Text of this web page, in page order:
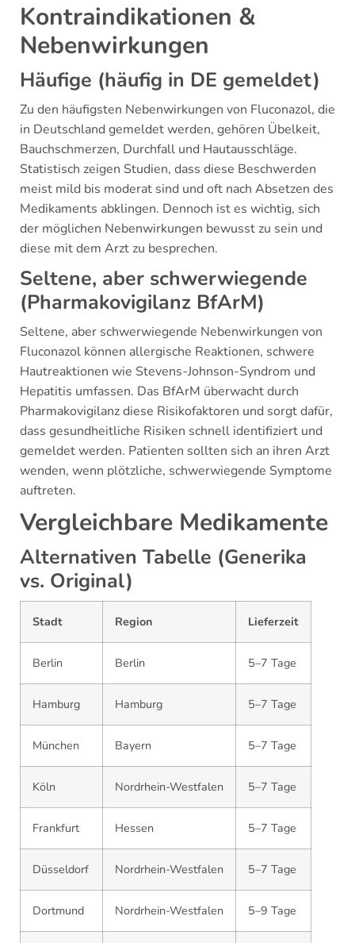
Kontraindikationen &
Nebenwirkungen
Häufige (häufig in DE gemeldet)
Zu den häufigsten Nebenwirkungen von Fluconazol, die
in Deutschland gemeldet werden, gehören Übelkeit,
Bauchschmerzen, Durchfall und Hautausschläge.
Statistisch zeigen Studien, dass diese Beschwerden
meist mild bis moderat sind und oft nach Absetzen des
Medikaments abklingen. Dennoch ist es wichtig, sich
der möglichen Nebenwirkungen bewusst zu sein und
diese mit dem Arzt zu besprechen.
Seltene, aber schwerwiegende
(Pharmakovigilanz BfArM)
Seltene, aber schwerwiegende Nebenwirkungen von
Fluconazol können allergische Reaktionen, schwere
Hautreaktionen wie Stevens-Johnson-Syndrom und
Hepatitis umfassen. Das BfArM überwacht durch
Pharmakovigilanz diese Risikofaktoren und sorgt dafür,
dass gesundheitliche Risiken schnell identifiziert und
gemeldet werden. Patienten sollten sich an ihren Arzt
wenden, wenn plötzliche, schwerwiegende Symptome
auftreten.
Vergleichbare Medikamente
Alternativen Tabelle (Generika
vs. Original)
Stadt Region Lieferzeit
Berlin Berlin 5–7 Tage
Hamburg Hamburg 5–7 Tage
München Bayern 5–7 Tage
Köln Nordrhein-Westfalen 5–7 Tage
Frankfurt Hessen 5–7 Tage
Düsseldorf Nordrhein-Westfalen 5–7 Tage
Dortmund Nordrhein-Westfalen 5–9 Tage